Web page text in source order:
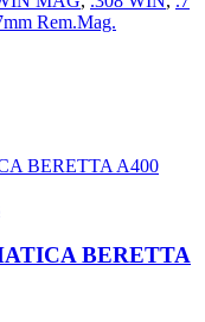
Rem.Mag.
BERETTA